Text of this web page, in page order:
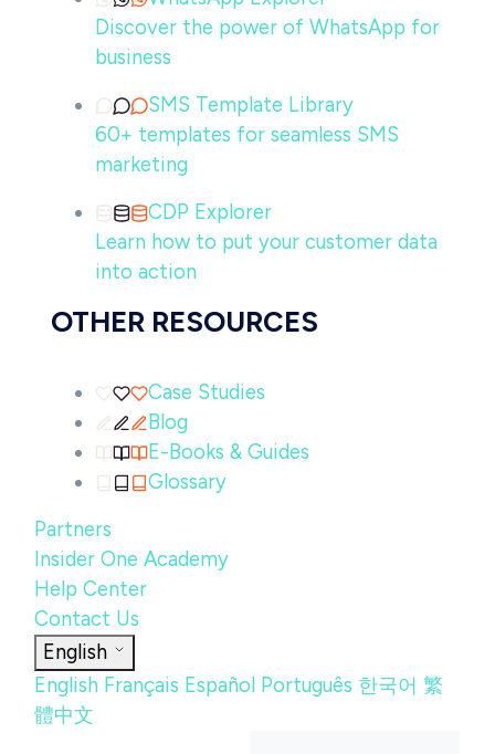
Discover the power of WhatsApp for
business
SMS Template Library
60+ templates for seamless SMS
marketing
CDP Explorer
Learn how to put your customer data
into action
OTHER RESOURCES
Case Studies
Blog
E-Books & Guides
Glossary
Partners
Insider One Academy
Help Center
Contact Us
English
English Français Español Português 한국어 繁
體中文